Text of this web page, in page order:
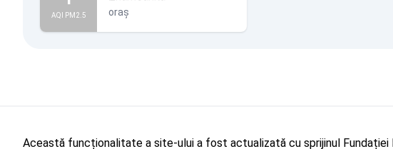
AQI PM2.5 oraș
Această funcționalitate a site-ului a fost actualizată cu sprijinul